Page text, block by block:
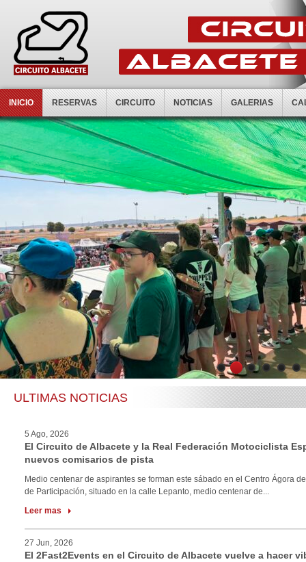
INICIO RESERVAS CIRCUITO NOTICIAS GALERIAS
1 2 3 4 5 6
ULTIMAS NOTICIAS
5 Ago, 2026
El Circuito de Albacete y la Real Federación Motociclista
nuevos comisarios de pista
Medio centenar de aspirantes se forman este sábado en el Centro Ágora
de Participación, situado en la calle Lepanto, medio centenar de...
Leer mas
27 Jun, 2026
El 2Fast2Events en el Circuito de Albacete vuelve a hacer